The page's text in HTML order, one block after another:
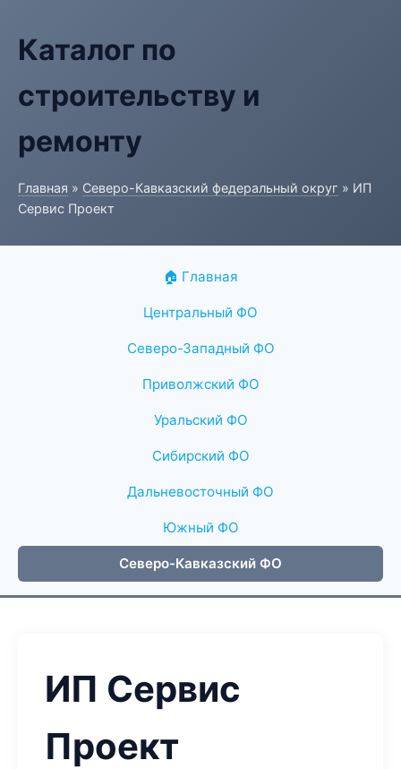
Каталог по
строительству и
ремонту
Главная » Северо-Кавказский федеральный округ » ИП
Сервис Проект
🏠 Главная
Центральный ФО
Северо-Западный ФО
Приволжский ФО
Уральский ФО
Сибирский ФО
Дальневосточный ФО
Южный ФО
Северо-Кавказский ФО
ИП Сервис
Проект